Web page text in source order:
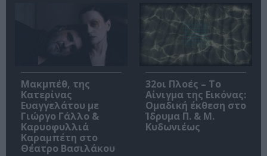
Μακμπέθ, της
Κατερίνας
Ευαγγελάτου με
Γιώργο Γάλλο &
Καρυοφυλλιά
Καραμπέτη στο
Θέατρο Βασιλάκου
32οι Πλοές – Το
Αίνιγμα της Εικόνας:
Ομαδική έκθεση στο
Ίδρυμα Π. & Μ.
Κυδωνιέως